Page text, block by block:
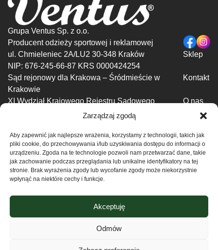
Zarządzaj zgodą
Aby zapewnić jak najlepsze wrażenia, korzystamy z technologii, takich jak
pliki cookie, do przechowywania i/lub uzyskiwania dostępu do informacji o
urządzeniu. Zgoda na te technologie pozwoli nam przetwarzać dane, takie
jak zachowanie podczas przeglądania lub unikalne identyfikatory na tej
stronie. Brak wyrażenia zgody lub wycofanie zgody może niekorzystnie
wpłynąć na niektóre cechy i funkcje.
Akceptuję
Odmów
Grupa Ventus Sp. z o.o.
Producent odzieży sportowej i reklamowej
ul. Chmieleniec 2A/LU2 30-348 Kraków
NIP: 676-245-66-87 KRS 0000424254
Sąd rejonowy dla Krakowa – Śródmieście w
Krakowie
XI Wydział Krajowego Rejestru Sądowego
Sklep
Kontakt
O nas
Zdjęcia zamieszczone w niniejszym serwisie są własnością firmy
Grupa Ventus. Zabronione jest kopiowanie i rozpowszechnianie
bez zgody firmy.